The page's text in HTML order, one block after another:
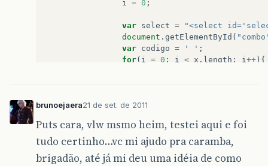
i = 0 ;
var select =
"<select
document . getElementById (
var codigo = ' ' ;
for( i = 0 ; i < x . length ; i++ ){
//email =
}
document.getElementById
brunoejaera21 de set. de 2011
Puts cara, vlw msmo heim, testei aqui e foi
tudo certinho…vc mi ajudo pra caramba,
brigadão, até já mi deu uma idéia de como